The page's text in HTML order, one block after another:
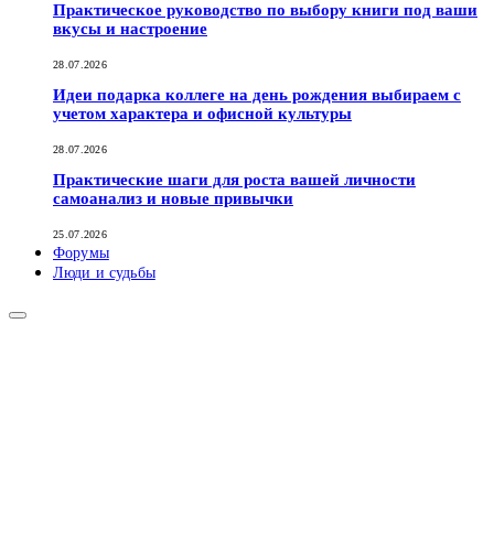
Практическое руководство по выбору книги под ваши
вкусы и настроение
28.07.2026
Идеи подарка коллеге на день рождения выбираем с
учетом характера и офисной культуры
28.07.2026
Практические шаги для роста вашей личности
самоанализ и новые привычки
25.07.2026
Форумы
Люди и судьбы